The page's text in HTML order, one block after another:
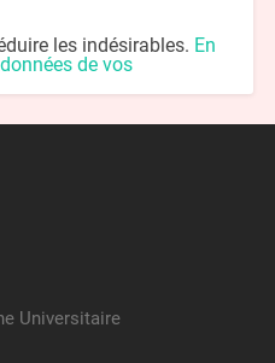
les indésirables. En
de vos
Universitaire